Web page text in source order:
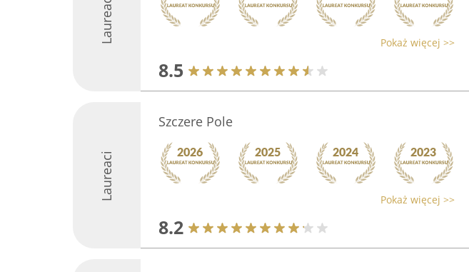
Laureaci Pokaż więcej >>
8.5
Laureaci
Szczere Pole
Pokaż więcej >>
8.2